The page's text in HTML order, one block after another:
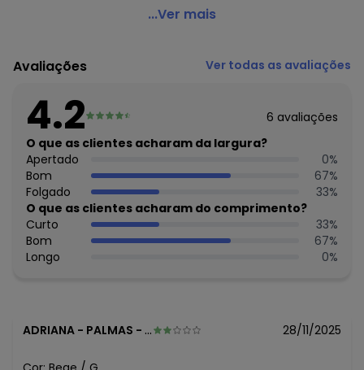
Hering - Blusa Manga 3/4 e Decote V Bege
Modelagem: Ampla
Modelo: Alfaiataria
Decote frente: V
Decote costas: Redondo
Fornecedor: CIA. HERING / CNPJ 78.876.950/0001-71
Feito: INDIA
Cuidados para conservação do produto: Não usar
alvejante a base de cloro. Não limpar a seco.
Tecido: Viscose algodao linho
Composição: 46% viscose + 41% algodao + 13% linho
Histórico de preços
julho/2026 N/D*
maio/2026
...Ver mais
Avaliações Ver todas as avaliações
4.2 6 avaliações
O que as clientes acharam da largura?
Apertado
0%
Bom
67%
Folgado
33%
O que as clientes acharam do comprimento?
Curto
33%
Bom
67%
Longo
0%
ADRIANA - PALMAS - PR 28/11/2025